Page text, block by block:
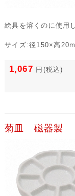
絵具を溶くのに使用
サイズ:径150×高
1,067 円 (税込)
菊皿 磁器製